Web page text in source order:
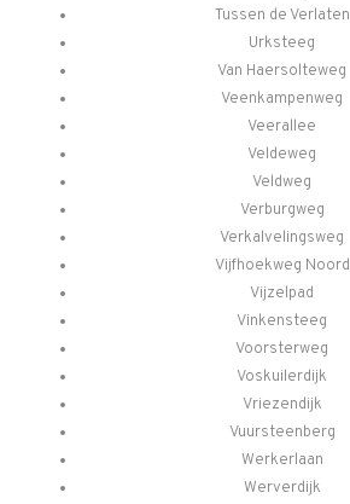
Tussen de Verlaten
Urksteeg
Van Haersolteweg
Veenkampenweg
Veerallee
Veldeweg
Veldweg
Verburgweg
Verkalvelingsweg
Vijfhoekweg Noord
Vijzelpad
Vinkensteeg
Voorsterweg
Voskuilerdijk
Vriezendijk
Vuursteenberg
Werkerlaan
Werverdijk